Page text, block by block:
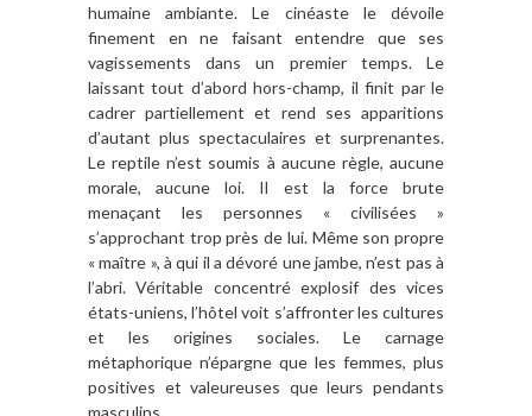
humaine ambiante. Le cinéaste le dévoile
finement en ne faisant entendre que ses
vagissements dans un premier temps. Le
laissant tout d’abord hors-champ, il finit par le
cadrer partiellement et rend ses apparitions
d’autant plus spectaculaires et surprenantes.
Le reptile n’est soumis à aucune règle, aucune
morale, aucune loi. Il est la force brute
menaçant les personnes « civilisées »
s’approchant trop près de lui. Même son propre
« maître », à qui il a dévoré une jambe, n’est pas à
l’abri. Véritable concentré explosif des vices
états-uniens, l’hôtel voit s’affronter les cultures
et les origines sociales. Le carnage
métaphorique n’épargne que les femmes, plus
positives et valeureuses que leurs pendants